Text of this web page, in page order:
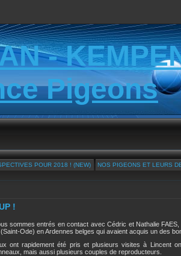
-
Pigeons
POUR 2018 ! (NEW) NOS PIGEONS ET LEURS
!
sommes entrés en contact avec Cédric et Nathalie
Ode) en Ardennes belges qui avaient acquis un des
ont rapidement été pris et plusieurs visites à Lincent
mais aussi plusieurs couples de reproducteurs.